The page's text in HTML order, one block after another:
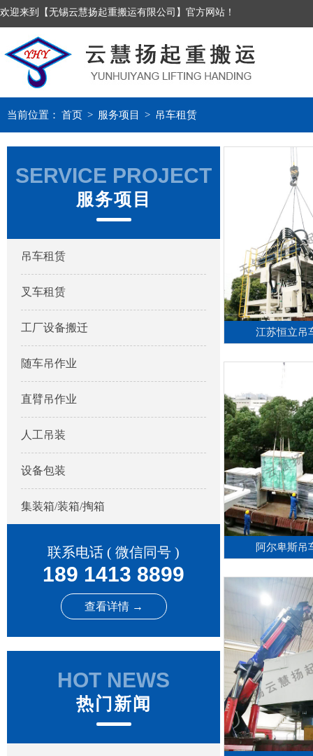
欢迎来到【无锡云慧扬起重搬运有限公司】官方网站！
当前位置： 首页 > 服务项目 > 吊车租赁
SERVICE PROJECT
服务项目
吊车租赁
叉车租赁
工厂设备搬迁
随车吊作业
直臂吊作业
人工吊装
设备包装
集装箱/装箱/掏箱
联系电话 ( 微信同号 )
189 1413 8899
查看详情 →
HOT NEWS
热门新闻
江苏恒立吊
阿尔卑斯吊